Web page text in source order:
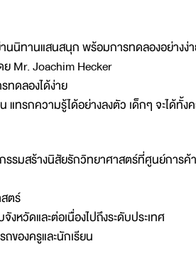
ทานแสนสนุก พร้อมการทดลองอย่างง่
Mr. Joachim Hecker
ทดลองได้ง่าย
ทรกความรู้ได้อย่างลงตัว เด็กๆ จะได้ทั้ง
รมสร้างนิสัยรักวิทยาศาสตร์ที่ศูนย์การค้
ตร์
หวัดและต่อเนื่องไปถึงระดับประเทศ
ของครูและนักเรียน